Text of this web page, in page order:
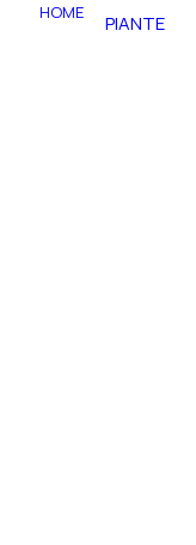
HOME PIANTE